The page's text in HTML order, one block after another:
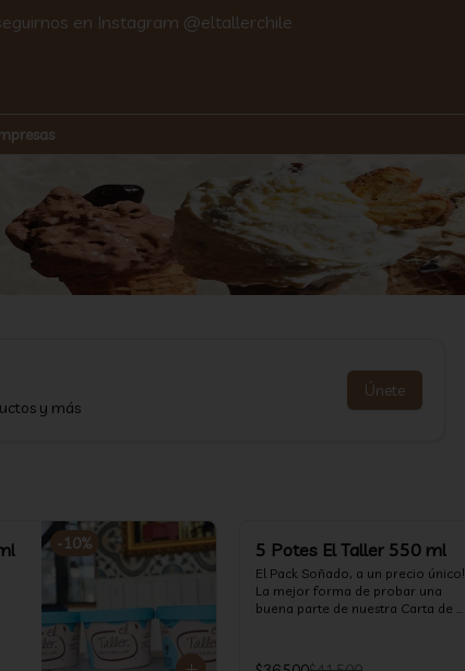
en Instagram @eltallerchile
y más
Únete
-10% 5 Potes El Taller 550 ml
El Pack Soñado, a un precio único!
La mejor forma de probar una
buena parte de nuestra Carta de